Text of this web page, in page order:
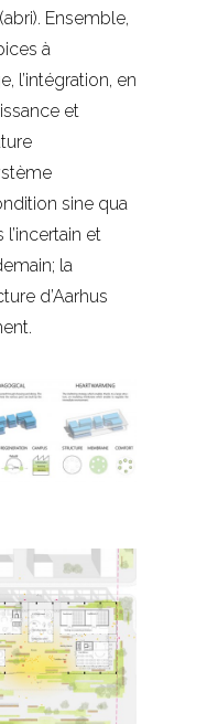
Ensemble,
à
l’intégration, en
et
sine qua
et
la
d’Aarhus